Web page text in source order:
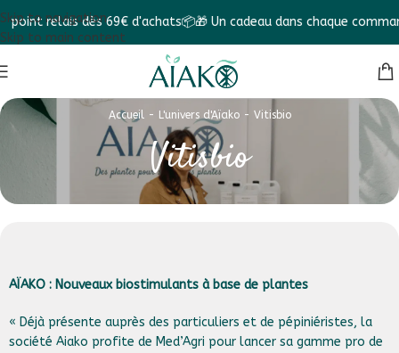
Skip to navigation
Skip to main content
relais dès 69€ d'achats📦🎁 Un cadeau dans chaque commande
Accueil- L'univers d'Aïako- Vitisbio
Vitisbio
AÏAKO : Nouveaux biostimulants à base de plantes
« Déjà présente auprès des particuliers et de pépiniéristes, la
société Aiako profite de Med’Agri pour lancer sa gamme pro de